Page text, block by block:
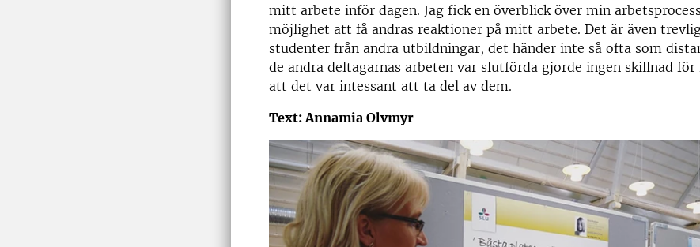
mitt arbete inför dagen. Jag fick en överblick över min
möjlighet att få andras reaktioner på mitt arbete. Det är även
studenter från andra utbildningar, det händer inte så ofta som
de andra deltagarnas arbeten var slutförda gjorde ingen skillnad
att det var intessant att ta del av dem.
Text: Annamia Olvmyr